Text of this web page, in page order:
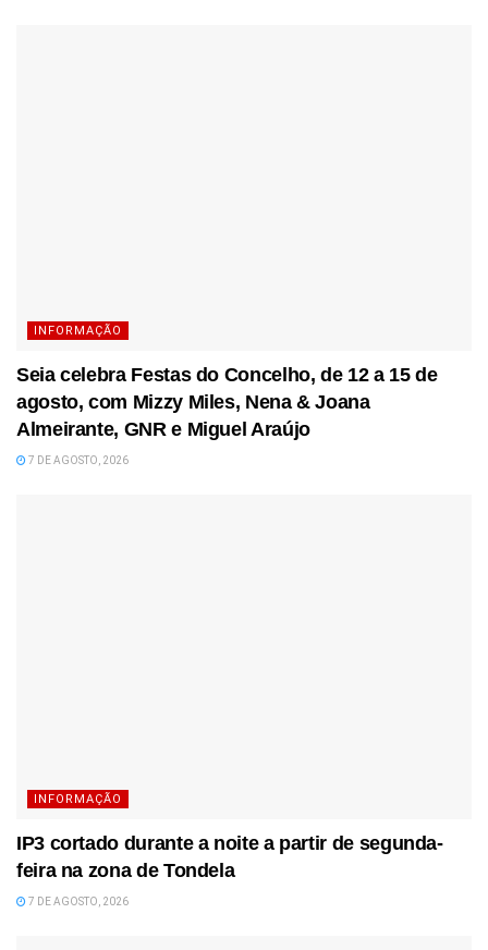
INFORMAÇÃO
Seia celebra Festas do Concelho, de 12 a 15 de
agosto, com Mizzy Miles, Nena & Joana
Almeirante, GNR e Miguel Araújo
7 DE AGOSTO, 2026
INFORMAÇÃO
IP3 cortado durante a noite a partir de segunda-
feira na zona de Tondela
7 DE AGOSTO, 2026